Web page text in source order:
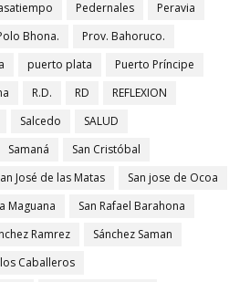
Pedernales
Peravia
Bhona.
Prov. Bahoruco.
puerto plata
Puerto Príncipe
R.D. RD
REFLEXION
Salcedo
SALUD
Samaná
San Cristóbal
José de las Matas
San jose de Ocoa
Maguana
San Rafael Barahona
Ramrez
Sánchez Saman
Caballeros